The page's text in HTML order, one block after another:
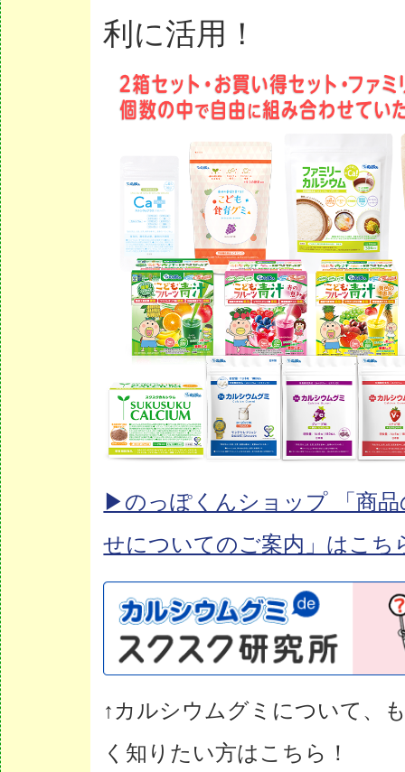
利に活用！
▶︎のっぽくんショップ 「商品
せについてのご案内」はこち
↑カルシウムグミについて、
く知りたい方はこちら！